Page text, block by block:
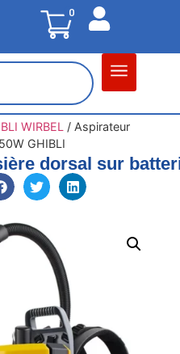
0
WIRBEL / Aspirateur
GHIBLI
dorsal sur